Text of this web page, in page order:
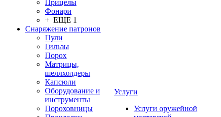
Прицелы
Фонари
+ ЕЩЕ 1
Снаряжение патронов
Пули
Гильзы
Порох
Матрицы,
шеллхолдеры
Капсюли
Оборудование и
инструменты
Пороховницы
Услуги
Услуги оружейной